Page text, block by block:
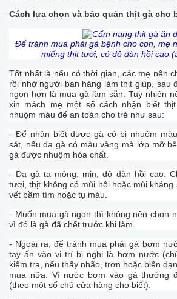
Cách lựa chọn và bảo quản thịt gà cho
Để tránh mua phải gà bệnh cho con, mẹ
miếng thịt tươi, có độ đàn hồi cao
Tốt nhất là nếu có thời gian, các mẹ nên
rồi nhờ người bán hàng làm thịt giúp, sau
ngon hơn là mua gà làm sẵn. Tuy nhiên
xin mách mẹ một số cách nhận biết
nhuộm màu để an toàn cho trẻ như sau:
- Để nhận biết được gà có bị nhuộm
sát, nếu da gà có màu vàng mà lớp mỡ
gà được nhuộm hóa chất.
- Da gà ta mỏng, mịn, độ đàn hồi cao.
tươi, thịt không có mùi hôi hoặc mùi kháng
vết bầm tím hoặc tụ máu.
- Muốn mua gà ngon thì không nên chọn
vì đó là gà đã chết trước khi làm.
- Ngoài ra, để tránh mua phải gà bơm
tay ấn vào vị trí bị nghi là bơm nước
kiểm tra, nếu thấy nhão, trơn hoặc biến
mua nữa. Vì nước bơm vào gà thường
(theo một số chủ cửa hàng cho biết).